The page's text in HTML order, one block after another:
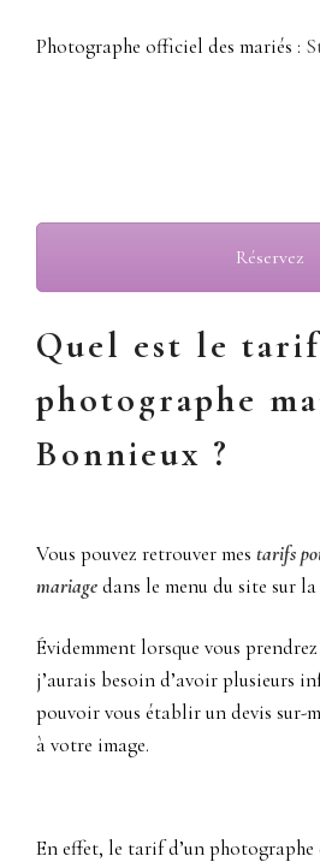
Photographe officiel des mariés :
Réservez
Quel est le tarif
photographe
Bonnieux ?
Vous pouvez retrouver mes tarifs
mariagedans le menu du site sur
Évidemment lorsque vous
j’aurais besoin d’avoir plusieurs
pouvoir vous établir un devis sur-
à votre image.
En effet, le tarif d’un photographe